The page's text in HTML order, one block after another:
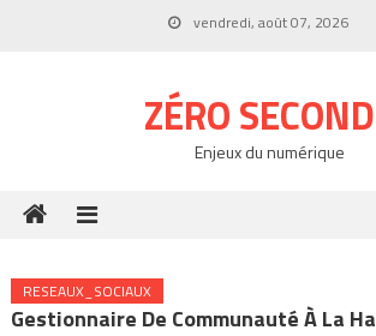
vendredi, août 07, 2026
ZÉRO
Enjeux du numérique
RESEAUX_SOCIAUX
Gestionnaire De Communauté À La